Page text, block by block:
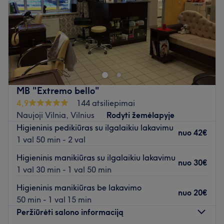
Atidaryti salono profilį
Sekmadienis
08:00 18:00
Позаботьтесь о своих ногтях в салоне маникюра и
педикюра, расположенном в Вильнюсе. Классический
маникюр, массаж рук и стойкое покрытие для ногтей —
это лишь некоторые из услуг, предлагаемых этим
превосходным салоном.
Ближайший общественный транспорт:
до салона легко добраться на автобусах: 6G, 14, 18, 31,
67, 74, 115, 122, 173, 179 (остановка: Республиканская
психиатрическая больница).
Команда:
работе, который обеспечит высокое качество услуг и
поможет вам расслабиться.
MB "Extremo bello"
4,9
144 atsiliepimai
Naujoji Vilnia, Vilnius
Rodyti žemėlapyje
Higieninis pedikiūras su ilgalaikiu lakavimu
1 val 50 min - 2 val
nuo 42€
Higieninis manikiūras su ilgalaikiu lakavimu
1 val 30 min - 1 val 50 min
nuo 30€
Higieninis manikiūras be lakavimo
50 min - 1 val 15 min
nuo 20€
Peržiūrėti salono informaciją